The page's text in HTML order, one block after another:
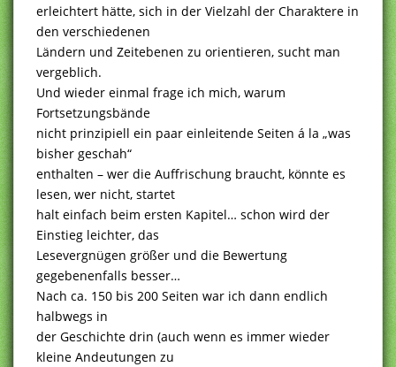
erleichtert hätte, sich in der Vielzahl der Charaktere in
den verschiedenen
Ländern und Zeitebenen zu orientieren, sucht man
vergeblich.
Und wieder einmal frage ich mich, warum
Fortsetzungsbände
nicht prinzipiell ein paar einleitende Seiten á la „was
bisher geschah“
enthalten – wer die Auffrischung braucht, könnte es
lesen, wer nicht, startet
halt einfach beim ersten Kapitel… schon wird der
Einstieg leichter, das
Lesevergnügen größer und die Bewertung
gegebenenfalls besser…
Nach ca. 150 bis 200 Seiten war ich dann endlich
halbwegs in
der Geschichte drin (auch wenn es immer wieder
kleine Andeutungen zu